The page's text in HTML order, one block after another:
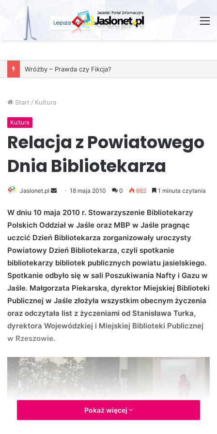
Wróżby – Prawda czy Fikcja?
Start / Kultura
Kultura
Relacja z Powiatowego
Dnia Bibliotekarza
Jaslonet.pl
n
d
a
n
e
m
18 maja 2010 0 682 1 minuta czytania
W dniu 10 maja 2010 r. Stowarzyszenie Bibliotekarzy
Polskich Oddział w Jaśle oraz MBP w Jaśle pragnąc
uczcić Dzień Bibliotekarza zorganizowały uroczysty
Powiatowy Dzień Bibliotekarza, czyli spotkanie
bibliotekarzy bibliotek publicznych powiatu jasielskiego.
Spotkanie odbyło się w sali Poszukiwania Nafty i Gazu w
Jaśle. Małgorzata Piekarska, dyrektor Miejskiej Biblioteki
Publicznej w Jaśle złożyła wszystkim obecnym życzenia
oraz odczytała list z życzeniami od Stanisława Turka,
dyrektora Wojewódzkiej i Miejskiej Biblioteki Publicznej
w Rzeszowie.
Pokaż więcej